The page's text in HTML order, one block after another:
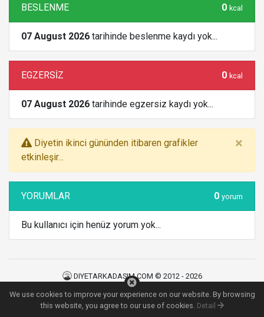
BESLENME 0 kcal
07 August 2026 tarihinde beslenme kaydı yok...
EGZERSİZ 0 kcal
07 August 2026 tarihinde egzersiz kaydı yok...
Diyetin ikinci gününden itibaren grafikler
etkinleşir...
×
YORUMLAR 0 yorum
Bu kullanıcı için henüz yorum yok...
DIYETARKADASIM.COM © 2012 - 2026
Kullanım Şartları
Gizlilik Politikası
İletişim
122MS
We use cookies to improve your experience on our website. By browsing
this website, you agree to our use of cookies. Detail